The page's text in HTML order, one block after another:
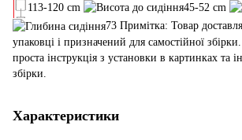
113-120 cm
45-52 cm
73 Примітка: Товар
упаковці і призначений для самостійної
проста інструкція з установки в картинках та
збірки.
Характеристики